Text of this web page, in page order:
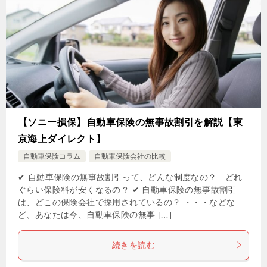
【ソニー損保】自動車保険の無事故割引を解説【東
京海上ダイレクト】
自動車保険コラム 自動車保険会社の比較
✔ 自動車保険の無事故割引って、どんな制度なの？ どれ
ぐらい保険料が安くなるの？ ✔ 自動車保険の無事故割引
は、どこの保険会社で採用されているの？ ・・・などな
ど、あなたは今、自動車保険の無事 […]
続きを読む